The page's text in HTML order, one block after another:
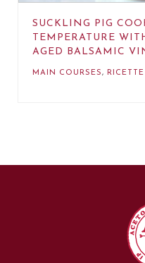
SUCKLING PIG
TEMPERATURE
AGED BALSAMIC
MAIN COURSES,